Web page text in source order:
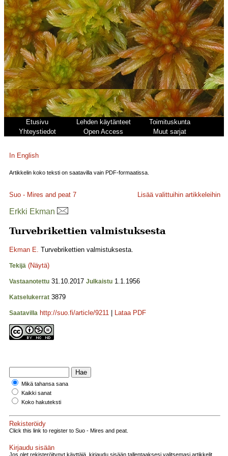
Etusivu Lehden käytänteet
Toimituskunta
Yhteystiedot
Open Access Muut sarjat
In English
Artikkelin koko teksti on saatavilla vain PDF-formaatissa.
Suo - Mires and peat 7 Lisää valittuihin artikkeleihin
Erkki Ekman
Turvebrikettien valmistuksesta
Ekman E. Turvebrikettien valmistuksesta.
Tekijä (Näytä)
Vastaanotettu 31.10.2017 Julkaistu 1.1.1956
Katselukerrat 3879
Saatavilla http://suo.fi/article/9211 Lataa PDF
Mikä tahansa sana
Kaikki sanat
Koko hakuteksti
Rekisteröidy
Click this link to register to Suo - Mires and peat.
Kirjaudu sisään
Jos olet rekisteröitynyt käyttäjä, kirjaudu sisään tallentaaksesi valitsemasi artikkelit